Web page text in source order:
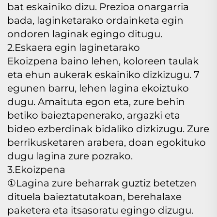
bat eskainiko dizu. Prezioa onargarria
bada, laginketarako ordainketa egin
ondoren laginak egingo ditugu.
2.Eskaera egin laginetarako
Ekoizpena baino lehen, koloreen taulak
eta ehun aukerak eskainiko dizkizugu. 7
egunen barru, lehen lagina ekoiztuko
dugu. Amaituta egon eta, zure behin
betiko baieztapenerako, argazki eta
bideo ezberdinak bidaliko dizkizugu. Zure
berrikusketaren arabera, doan egokituko
dugu lagina zure pozrako.
3.Ekoizpena
①Lagina zure beharrak guztiz betetzen
dituela baieztatutakoan, berehalaxe
paketera eta itsasoratu egingo dizugu.